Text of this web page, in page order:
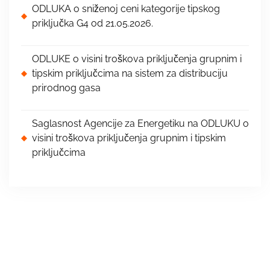
ODLUKA o sniženoj ceni kategorije tipskog
priključka G4 od 21.05.2026.
ODLUKE o visini troškova priključenja grupnim i
tipskim priključcima na sistem za distribuciju
prirodnog gasa
Saglasnost Agencije za Energetiku na ODLUKU o
visini troškova priključenja grupnim i tipskim
priključcima